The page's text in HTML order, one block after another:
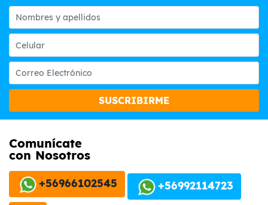
SUSCRIBIRME
Comunícate
con Nosotros
+56966102545 +56992114723